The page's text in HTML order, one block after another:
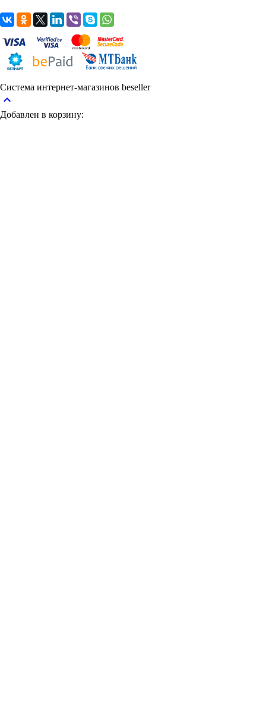
Система интернет-магазинов beseller
keyboard_arrow_up
Добавлен в корзину: